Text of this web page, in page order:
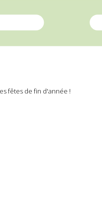
fêtes de fin d'année !